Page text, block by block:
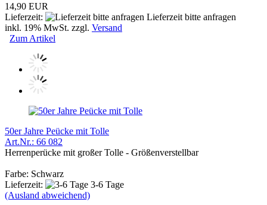
14,90 EUR
Lieferzeit:
Lieferzeit bitte anfragen
inkl. 19% MwSt. zzgl. Versand
Zum Artikel
50er Jahre Peücke mit Tolle
Art.Nr.: 66 082
Herrenperücke mit großer Tolle - Größenverstellbar
Farbe: Schwarz
Lieferzeit:
3-6 Tage
(Ausland abweichend)